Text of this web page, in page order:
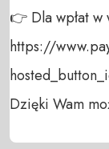
👉 Dla wpłat w
https://
Dzięki Wam